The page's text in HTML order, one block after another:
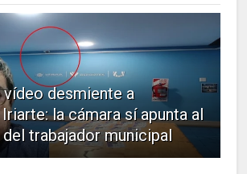
desmiente a
la cámara sí apunta al
trabajador municipal